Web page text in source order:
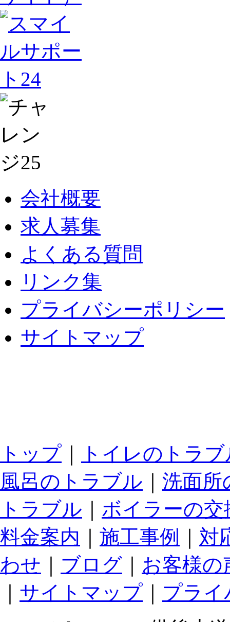
会社概要
求人募集
よくある質問
リンク集
プライバシーポリシー
サイトマップ
トップ
トイレのトラ
風呂のトラブル
洗面所
トラブル
ボイラーの
料金案内
施工事例
対
わせ
ブログ
お客様の
サイトマップ
プラ